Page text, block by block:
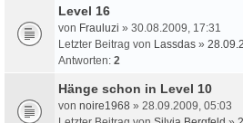
Level 16
von Frauluzi » 30.08.2009, 17:31
Letzter Beitrag von Lassdas »
Antworten: 2
Hänge schon in Level 10
von noire1968 » 28.09.2009, 05:03